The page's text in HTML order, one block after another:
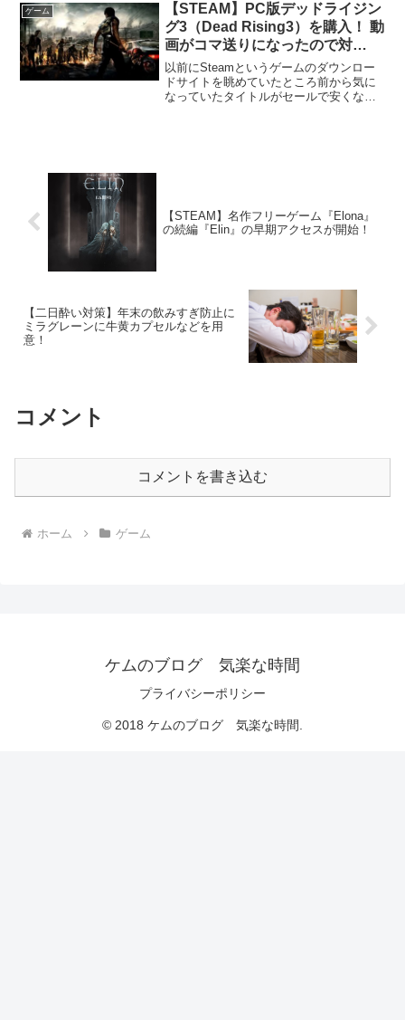
ゲーム
【STEAM】PC版デッドライジン
グ3（Dead Rising3）を購入！ 動
画がコマ送りになったので対
処！！
以前にSteamというゲームのダウンロー
ドサイトを眺めていたところ前から気に
なっていたタイトルがセールで安くなっ
【STEAM】名作フリーゲーム『Elona』
の続編『Elin』の早期アクセスが開始！
【二日酔い対策】年末の飲みすぎ防止に
ミラグレーンに牛黄カプセルなどを用
意！
コメント
コメントを書き込む
ホーム ゲーム
ケムのブログ 気楽な時間
プライバシーポリシー
© 2018 ケムのブログ 気楽な時間.